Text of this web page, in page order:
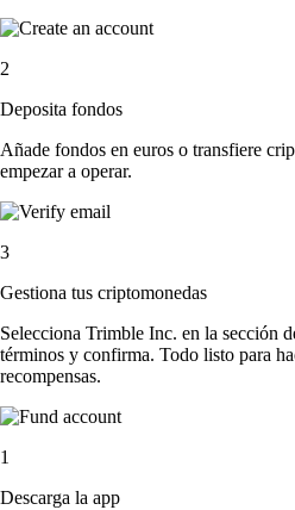
2
Deposita fondos
Añade fondos en euros o transfiere
empezar a operar.
3
Gestiona tus criptomonedas
Selecciona Trimble Inc. en la sección
términos y confirma. Todo listo para
recompensas.
1
Descarga la app